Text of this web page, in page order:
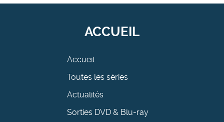
ACCUEIL
Accueil
Toutes les séries
Actualités
Sorties DVD & Blu-ray